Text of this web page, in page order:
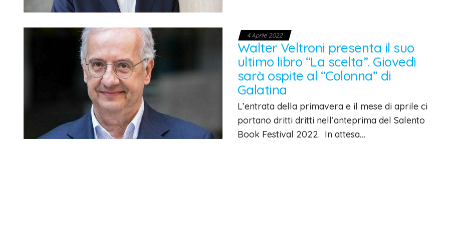
4 Aprile 2022
Walter Veltroni presenta il suo
ultimo libro “La scelta”. Giovedì
sarà ospite al “Colonna” di
Galatina
L’entrata della primavera e il mese di aprile ci
portano dritti dritti nell’anteprima del Salento
Book Festival 2022. In attesa…